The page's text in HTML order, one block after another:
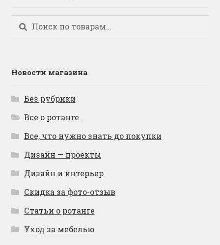
Искать:
Поиск
Новости магазина
Без рубрики
Все о ротанге
Все, что нужно знать до покупки
Дизайн — проекты
Дизайн и интерьер
Скидка за фото-отзыв
Статьи о ротанге
Уход за мебелью